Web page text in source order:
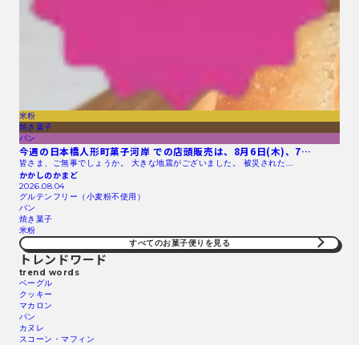
米粉
焼き菓子
パン
今週の日本橋人形町菓子河岸 での店頭販売は、8月6日(木)、7…
皆さま、ご無事でしょうか。 大きな地震がございました。 被災された…
かかしのかまど
2026.08.04
グルテンフリー（小麦粉不使用）
パン
焼き菓子
米粉
すべてのお菓子便りを見る
トレンドワード
trend words
ベーグル
クッキー
マカロン
パン
カヌレ
スコーン・マフィン